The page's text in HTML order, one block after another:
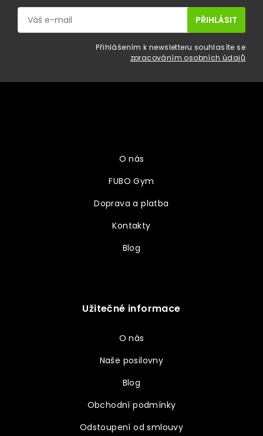
Přihlášením k newsletteru souhlasíte se
zpracováním osobních údajů
O nás
FUBO Gym
Doprava a platba
Kontakty
Blog
Užitečné informace
O nás
Naše posilovny
Blog
Obchodní podmínky
Odstoupení od smlouvy